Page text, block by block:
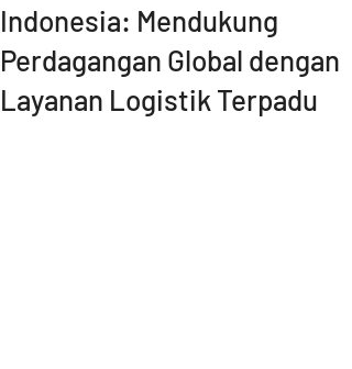
Indonesia: Mendukung
Perdagangan Global dengan
Layanan Logistik Terpadu